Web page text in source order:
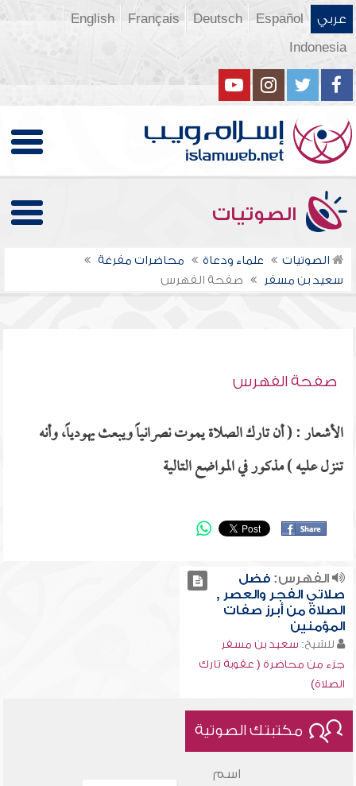
عربي Español
Deutsch
Français
English
Indonesia
الصوتيات
الصوتيات علماء ودعاة
محاضرات مفرغة
سعيد بن مسفر
صفحة الفهرس
صفحة الفهرس
الأشعار : ( أن تارك الصلاة يموت نصرانياً ويبعث يهودياً، وأنه
تنزل عليه ) مذكور في المواضع التالية
الفهرس:فضل
صلاتي الفجر والعصر ,
الصلاة من أبرز صفات
المؤمنين
للشيخ: سعيد بن مسفر
جزء من محاضرة ( عقوبة تارك
الصلاة)
مكتبتك الصوتية
اسم